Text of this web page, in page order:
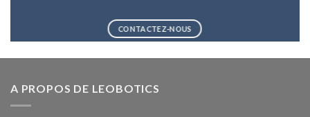
CONTACTEZ-NOUS
A PROPOS DE LEOBOTICS